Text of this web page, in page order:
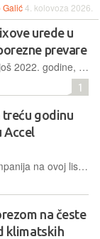
Galić4. kolovoza 2026.
urede u
prevare
Slijedom istrage, pokrenute još 2022. godine, pretraženi su uredi Netflixa u Parizu i Amsterdamu. Sumnja se na poreznu prevaru, rad na crno te pranje novca, a akcijom upravlja Eurojust
1
godinu
Accel
Fonoa je jedina domaća kompanija na ovoj listi, u kategoriji Finance, HR i legal, a ranije ove godine uvrštena je bila i u Top 100 B2B SaaS startupa po časopisu Sifted
na česte
klimatskih